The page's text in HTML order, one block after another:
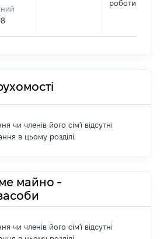
роботи
чи членів його сім'ї відсутні
в цьому розділі.
майно -
чи членів його сім'ї відсутні